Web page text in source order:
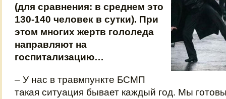
(для сравнения: в среднем это
130-140 человек в сутки). При
этом многих жертв гололеда
направляют на
госпитализацию…
– У нас в травмпункте БСМП
такая ситуация бывает каждый год. Мы